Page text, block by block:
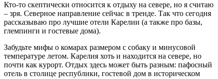
Кто-то скептически относится к отдыху на севере, но я считаю
– зря. Северное направление сейчас в тренде. Так что сегодня
рассказываю про лучшие отели Карелии (а также про базы,
глемпинги и гостевые дома).
Забудьте мифы о комарах размером с собаку и минусовой
температуре летом. Карелия хоть и находится на севере, но
почти как курорт. Отдых здесь может быть разным: пафосный
отель в столице республики, гостевой дом в историческом